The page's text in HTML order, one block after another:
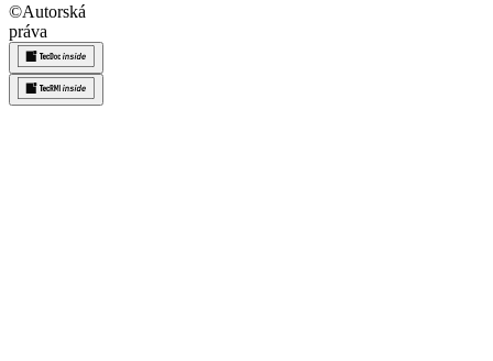
©Autorská
práva